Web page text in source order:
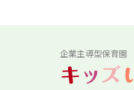
企業主導型保育園